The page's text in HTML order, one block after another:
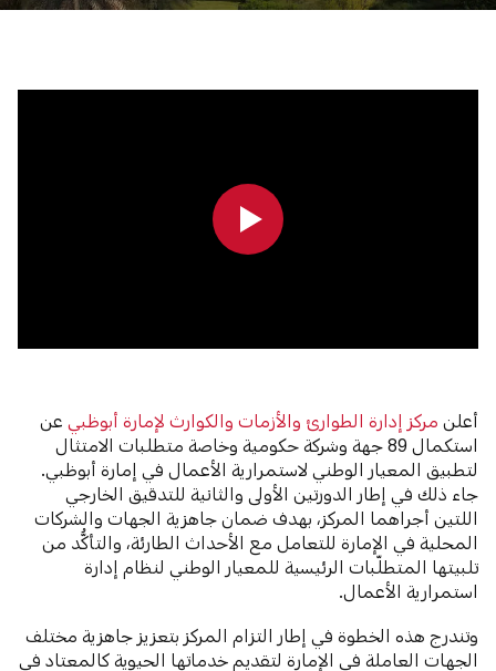
أعلنمركز إدارة الطوارئ والأزمات والكوارث لإمارة أبوظبي عن
استكمال 89 جهة وشركة حكومية وخاصة متطلبات الامتثال
لتطبيق المعيار الوطني لاستمرارية الأعمال في إمارة أبوظبي.
جاء ذلك في إطار الدورتين الأولى والثانية للتدقيق الخارجي
اللتين أجراهما المركز، بهدف ضمان جاهزية الجهات والشركات
المحلية في الإمارة للتعامل مع الأحداث الطارئة، والتأكُّد من
تلبيتها المتطلّبات الرئيسية للمعيار الوطني لنظام إدارة
استمرارية الأعمال.
وتندرج هذه الخطوة في إطار التزام المركز بتعزيز جاهزية مختلف
الجهات العاملة في الإمارة لتقديم خدماتها الحيوية كالمعتاد في